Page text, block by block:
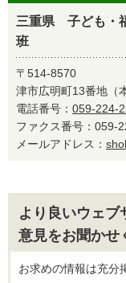
三重県 子ども・
班
〒514-8570
津市広明町13番地（
電話番号： 059-224-
ファクス番号：059-
メールアドレス：
より良いウェブ
意見をお聞かせ
お求めの情報は充分